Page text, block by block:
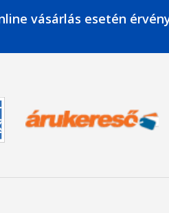
vásárlás esetén